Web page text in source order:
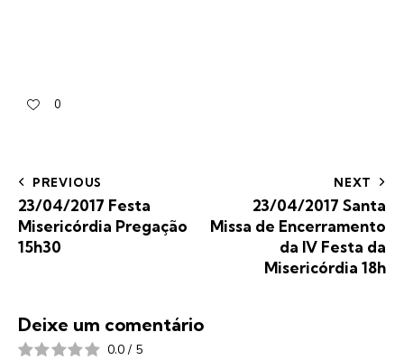
0
PREVIOUS
23/04/2017 Festa
Misericórdia Pregação
15h30
NEXT
23/04/2017 Santa
Missa de Encerramento
da IV Festa da
Misericórdia 18h
Deixe um comentário
0.0 / 5